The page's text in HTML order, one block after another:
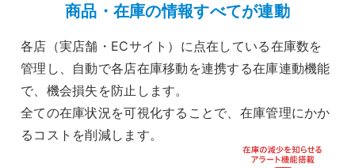
商品・在庫の情報すべてが連動
各店（実店舗・ECサイト）に点在している在庫数を
管理し、自動で各店在庫移動を連携する在庫連動機能
で、機会損失を防止します。
全ての在庫状況を可視化することで、在庫管理にかか
るコストを削減します。